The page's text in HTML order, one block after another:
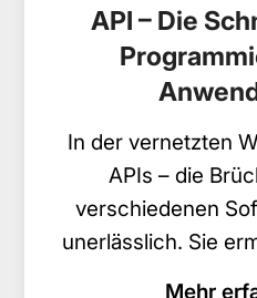
API – Die
In der vernetzten
APIs – die
verschiedenen
unerlässlich. Sie
Mehr